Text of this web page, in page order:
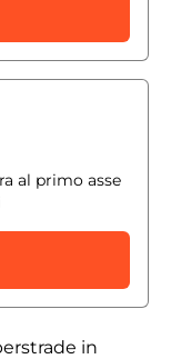
in
al primo asse